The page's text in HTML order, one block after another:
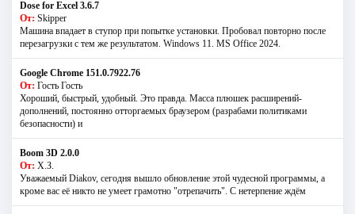
Dose for Excel 3.6.7
От: Skipper
Машина впадает в ступор при попытке установки. Пробовал повторно после
перезагрузки с тем же результатом. Windows 11. MS Offiсe 2024.
Google Chrome 151.0.7922.76
От: Гость Гость
Хороший, быстрый, удобный. Это правда. Масса плюшек расширений-
дополнений, постоянно отторгаемых браузером (разрабами политиками
безопасности) и
Boom 3D 2.0.0
От: Х.З.
Уважаемый Diakov, сегодня вышло обновление этой чудесной программы, а
кроме вас её никто не умеет грамотно "отрепачить". С нетерпение ждём